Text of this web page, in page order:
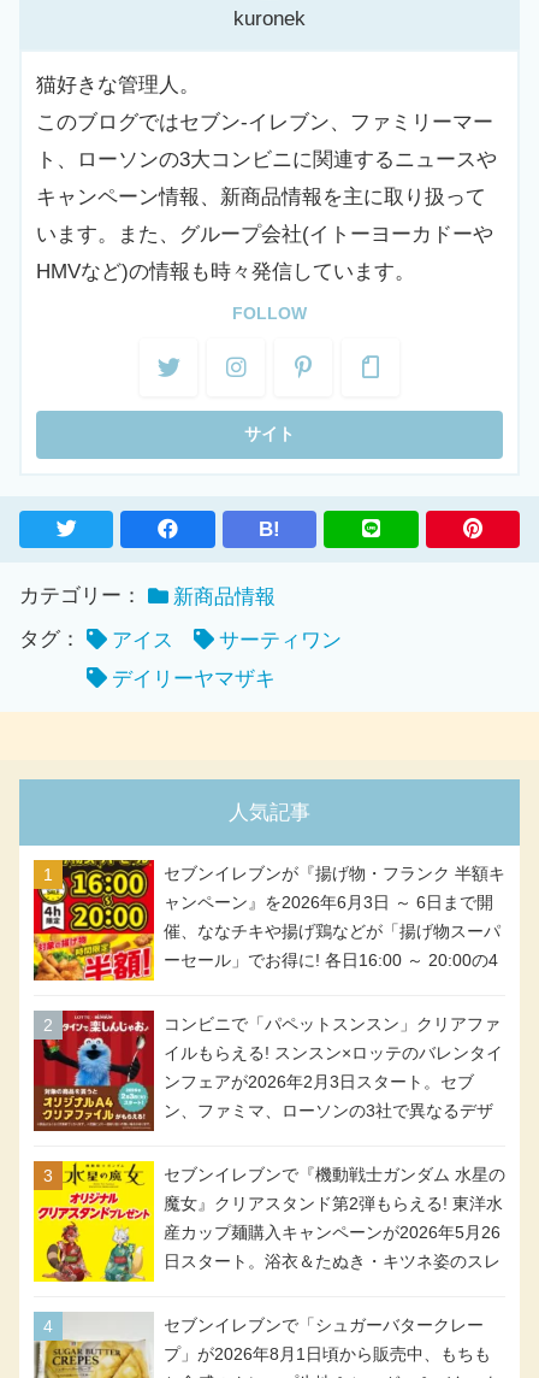
kuronek
猫好きな管理人。
このブログではセブン-イレブン、ファミリーマー
ト、ローソンの3大コンビニに関連するニュースや
キャンペーン情報、新商品情報を主に取り扱って
います。また、グループ会社(イトーヨーカドーや
HMVなど)の情報も時々発信しています。
FOLLOW
B!
カテゴリー：
新商品情報
タグ：
アイス
サーティワン
デイリーヤマザキ
人気記事
セブンイレブンが『揚げ物・フランク 半額キ
ャンペーン』を2026年6月3日 ～ 6日まで開
催、ななチキや揚げ鶏などが「揚げ物スーパ
ーセール」でお得に! 各日16:00 ～ 20:00の4
アメリカンドッグが税抜き69円!
コンビニで「パペットスンスン」クリアファ
イルもらえる! スンスン×ロッテのバレンタイ
ンフェアが2026年2月3日スタート。セブ
ン、ファミマ、ローソンの3社で異なるデザ
セブンイレブンで『機動戦士ガンダム 水星の
魔女』クリアスタンド第2弾もらえる! 東洋水
産カップ麺購入キャンペーンが2026年5月26
日スタート。浴衣＆たぬき・キツネ姿のスレ
号・5号) / シャディクが全6種のクリアスタ
ンドになって登場!
セブンイレブンで「シュガーバタークレー
プ」が2026年8月1日頃から販売中、もちも